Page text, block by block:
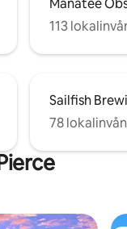
Manatee
113
Sailfish
78